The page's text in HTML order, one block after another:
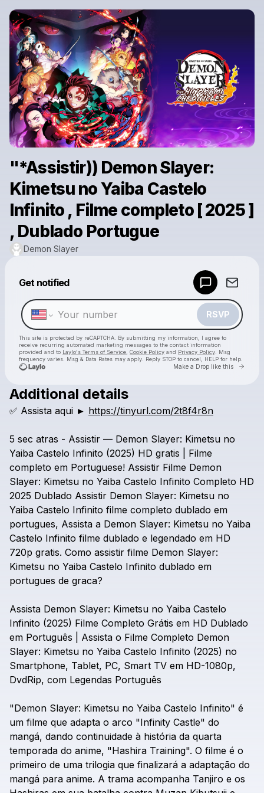
"*Assistir)) Demon Slayer:
Kimetsu no Yaiba Castelo
Infinito , Filme completo [ 2025 ]
, Dublado Portugue
Demon Slayer
Get notified
RSVP
This site is protected by reCAPTCHA. By submitting my information, I agree to
receive recurring automated marketing messages to the contact information
provided and to Laylo's Terms of Service Cookie Policy and Privacy Policy . Msg
frequency varies. Msg & Data Rates may apply. Reply STOP to cancel, HELP for help.
Make a Drop like this Go
Check your texts
Additional details
✅ Assista aqui ► https://tinyurl.com/2t8f4r8n
5 sec atras - Assistir — Demon Slayer: Kimetsu no
Yaiba Castelo Infinito (2025) HD gratis
Filme
completo em Portuguese! Assistir Filme Demon
Slayer: Kimetsu no Yaiba Castelo Infinito Completo HD
2025 Dublado Assistir Demon Slayer: Kimetsu no
Yaiba Castelo Infinito filme completo dublado em
portugues, Assista a Demon Slayer: Kimetsu no Yaiba
Castelo Infinito filme dublado e legendado em HD
720p gratis. Como assistir filme Demon Slayer:
Kimetsu no Yaiba Castelo Infinito dublado em
portugues de graca?
Assista Demon Slayer: Kimetsu no Yaiba Castelo
Infinito (2025) Filme Completo Grátis em HD Dublado
em Português Assista o Filme Completo Demon
Slayer: Kimetsu no Yaiba Castelo Infinito (2025) no
Smartphone, Tablet, PC, Smart TV em HD-1080p,
DvdRip, com Legendas Português
"Demon Slayer: Kimetsu no Yaiba Castelo Infinito" é
um filme que adapta o arco "Infinity Castle" do
mangá, dando continuidade à história da quarta
temporada do anime, "Hashira Training". O filme é o
primeiro de uma trilogia que finalizará a adaptação do
mangá para anime. A trama acompanha Tanjiro e os